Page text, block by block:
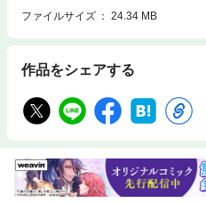
ファイルサイズ
24.34 MB
作品をシェアする